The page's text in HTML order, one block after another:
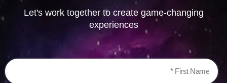
Let's work together to create game-changing
experiences